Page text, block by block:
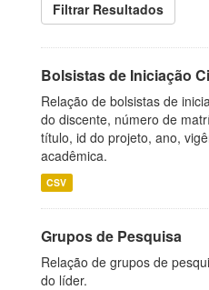
Filtrar Resultados
Bolsistas de Iniciação
Relação de bolsistas de
do discente, número de
título, id do projeto, ano,
acadêmica.
CSV
Grupos de Pesquisa
Relação de grupos de
do líder.